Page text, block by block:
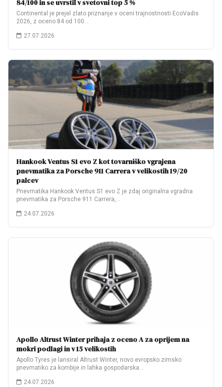
84/100 in se uvrstil v svetovni top 5 %
Continental je prejel zlato priznanje v oceni trajnostnosti EcoVadis
2026, z oceno 84 od 100…
27.07.2026
Hankook Ventus S1 evo Z kot tovarniško vgrajena
pnevmatika za Porsche 911 Carrera v velikostih 19/20
palcev
Pnevmatika Hankook Ventus S1 evo Z je zdaj originalna vgradna
pnevmatika za Porsche 911 Carrera,…
24.07.2026
Apollo Altrust Winter prihaja z oceno A za oprijem na
mokri podlagi in v 15 velikostih
Apollo Tyres je lansiral Altrust Winter, novo evropsko zimsko
pnevmatiko za kombije in lahka gospodarska…
24.07.2026